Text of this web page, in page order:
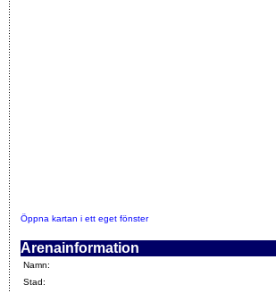
Öppna kartan i ett eget fönster
Arenainformation
Namn:
Stad: